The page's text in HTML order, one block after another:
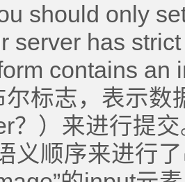
should only
server has
contains an
尔标志，表示
？）来进行提
义顺序来进行